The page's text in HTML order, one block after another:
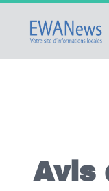
Avis